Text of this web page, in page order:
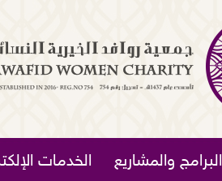
البرامج والمشاريع الخدمات